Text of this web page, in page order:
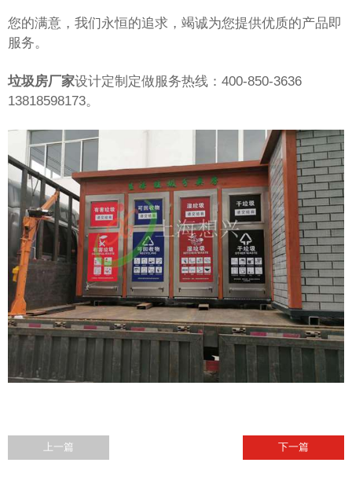
您的满意，我们永恒的追求，竭诚为您提供优质的产品即
服务。
垃圾房厂家设计定制定做服务热线：400-850-3636
13818598173。
上一篇 下一篇